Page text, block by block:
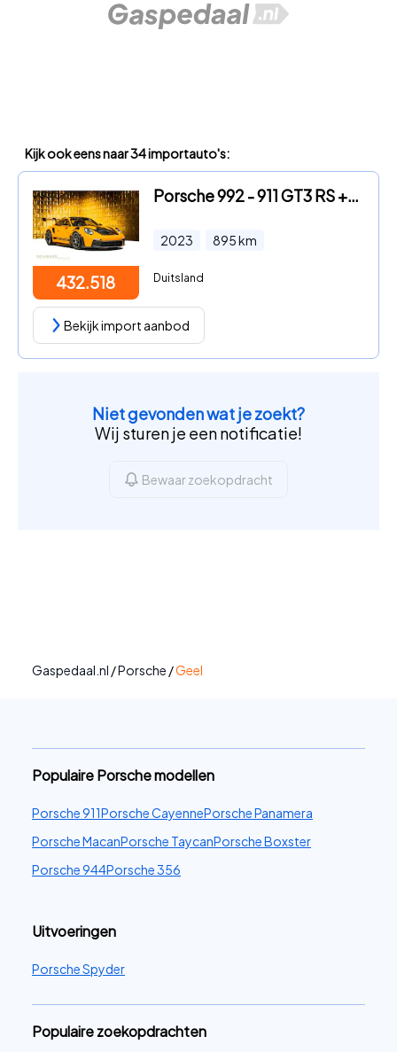
Kijk ook eens naar 34 importauto's:
432.518
Porsche 992 - 911 GT3 RS + WEISSACH + CERAMIC PCCB +
2023 895km
Duitsland
Bekijk import aanbod
Niet gevonden wat je zoekt?
Wij sturen je een notificatie!
Bewaar zoekopdracht
Gaspedaal.nl /Porsche /Geel
Populaire Porsche modellen
Porsche 911Porsche CayennePorsche Panamera
Porsche MacanPorsche TaycanPorsche Boxster
Porsche 944Porsche 356
Uitvoeringen
Porsche Spyder
Populaire zoekopdrachten